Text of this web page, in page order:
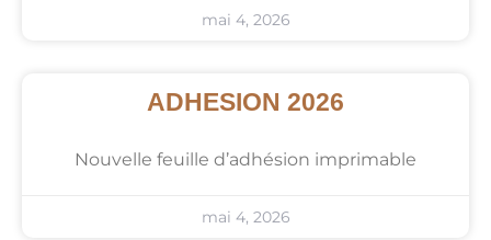
mai 4, 2026
ADHESION 2026
Nouvelle feuille d’adhésion imprimable
mai 4, 2026